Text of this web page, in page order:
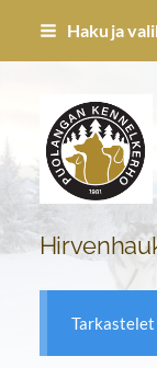
Siirry
Haku ja